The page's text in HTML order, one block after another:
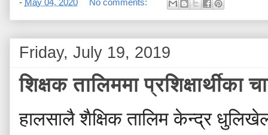
- May 04, 2020 No comments:
Friday, July 19, 2019
शिक्षक तालिममा प्रशिक्षार्थीका
हालसालै शैक्षिक तालिम केन्द्र